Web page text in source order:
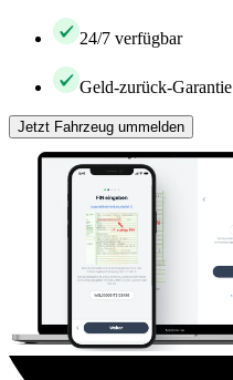
24/7 verfügbar
Geld-zurück-Garantie
Jetzt Fahrzeug ummelden